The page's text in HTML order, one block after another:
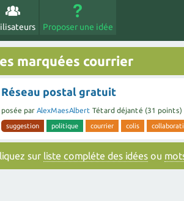
Proposer une idée
marquées courrier
Réseau postal gratuit
posée par AlexMaesAlbert Tétard déjanté (31 points)
suggestion politique courrier colis
sur liste compléte des idées ou